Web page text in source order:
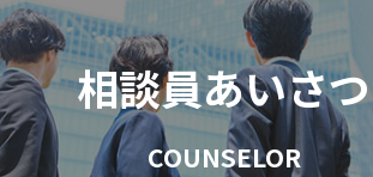
相談員あいさつ
COUNSELOR